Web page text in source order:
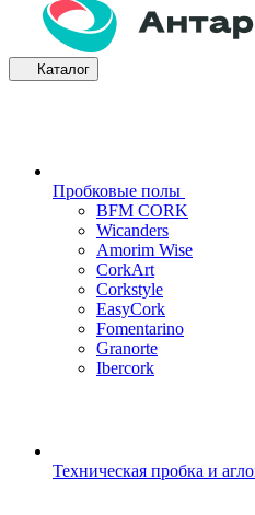
Каталог
Пробковые полы
BFM CORK
Wicanders
Amorim Wise
CorkArt
Corkstyle
EasyCork
Fomentarino
Granorte
Ibercork
Техническая пробка и